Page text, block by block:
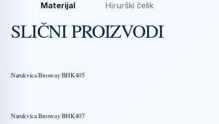
Materijal Hirurški čelik
SLIČNI PROIZVODI
Narukvica Brosway BHK405
Narukvica Brosway BHK407